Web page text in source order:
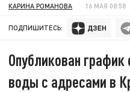
КАРИНА РОМАНОВА 16 МАЯ 08:58
ПОДПИШИТЕСЬ:
Опубликован график
воды с адресами в